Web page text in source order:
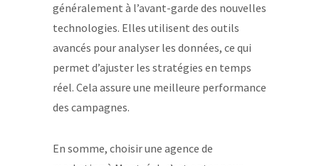
généralement à l’avant-garde des nouvelles
technologies. Elles utilisent des outils
avancés pour analyser les données, ce qui
permet d’ajuster les stratégies en temps
réel. Cela assure une meilleure performance
des campagnes.
En somme, choisir une agence de